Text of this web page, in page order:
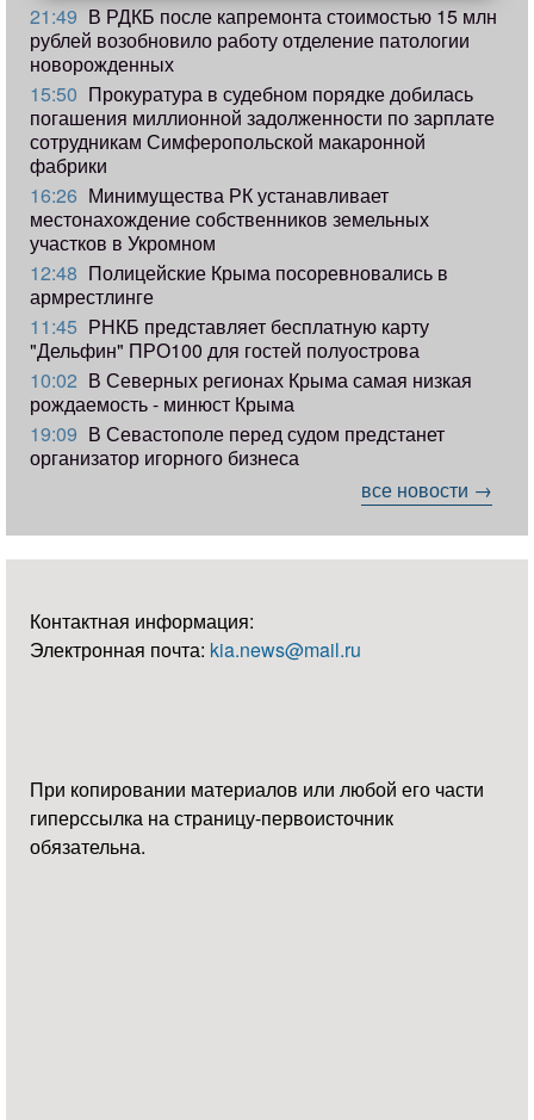
21:49 В РДКБ после капремонта стоимостью 15 млн
рублей возобновило работу отделение патологии
новорожденных
15:50 Прокуратура в судебном порядке добилась
погашения миллионной задолженности по зарплате
сотрудникам Симферопольской макаронной
фабрики
16:26 Минимущества РК устанавливает
местонахождение собственников земельных
участков в Укромном
12:48 Полицейские Крыма посоревновались в
армрестлинге
11:45 РНКБ представляет бесплатную карту
"Дельфин" ПРО100 для гостей полуострова
10:02 В Северных регионах Крыма самая низкая
рождаемость - минюст Крыма
19:09 В Севастополе перед судом предстанет
организатор игорного бизнеса
все новости →
Контактная информация:
Электронная почта: kia.news@mail.ru
При копировании материалов или любой его части
гиперссылка на страницу-первоисточник
обязательна.